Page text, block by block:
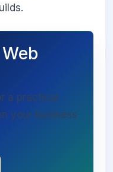
a practical
your business